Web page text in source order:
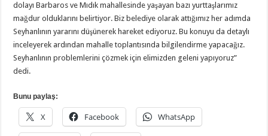
dolayı Barbaros ve Mıdık mahallesinde yaşayan bazı yurttaşlarımız
mağdur olduklarını belirtiyor. Biz belediye olarak attığımız her adımda
Seyhanlının yararını düşünerek hareket ediyoruz. Bu konuyu da detaylı
inceleyerek ardından mahalle toplantısında bilgilendirme yapacağız.
Seyhanlının problemlerini çözmek için elimizden geleni yapıyoruz”
dedi.
Bunu paylaş:
X Facebook WhatsApp